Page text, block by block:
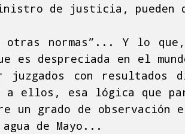
de justicia, pueden
normas”... Y lo
es despreciada en el
juzgados con resultados
a ellos, esa lógica que
un grado de observación
de Mayo...